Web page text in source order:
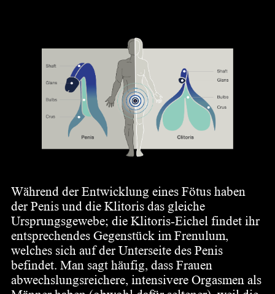
Während der Entwicklung eines Fötus haben
der Penis und die Klitoris das gleiche
Ursprungsgewebe; die Klitoris-Eichel findet ihr
entsprechendes Gegenstück im Frenulum,
welches sich auf der Unterseite des Penis
befindet. Man sagt häufig, dass Frauen
abwechslungsreichere, intensivere Orgasmen als